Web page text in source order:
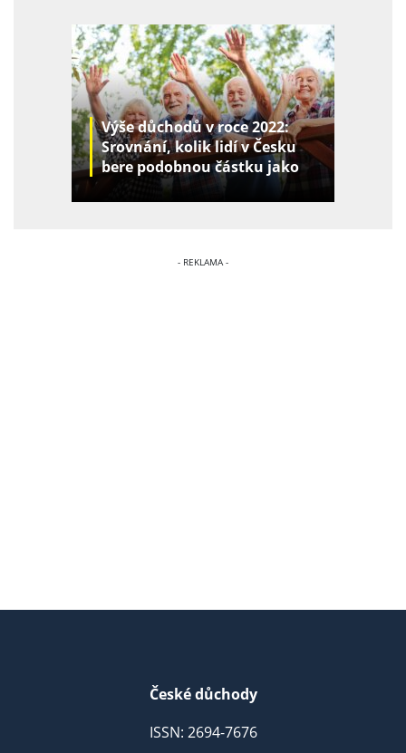
Výše důchodů v roce 2022:
Srovnání, kolik lidí v Česku
bere podobnou částku jako
České důchody
ISSN: 2694-7676